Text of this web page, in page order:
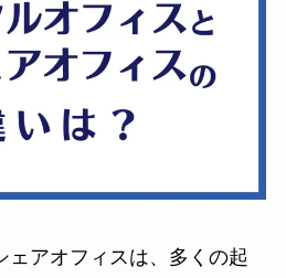
ェアオフィスは、多くの起